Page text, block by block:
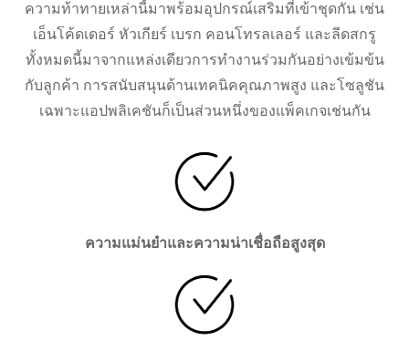
ความท้าทายเหล่านี้มาพร้อมอุปกรณ์เสริมที่เข้าชุดกัน เช่น
เอ็นโค้ดเดอร์ หัวเกียร์ เบรก คอนโทรลเลอร์ และลีดสกรู
ทั้งหมดนี้มาจากแหล่งเดียวการทำงานร่วมกันอย่างเข้มข้น
กับลูกค้า การสนับสนุนด้านเทคนิคคุณภาพสูง และโซลูชัน
เฉพาะแอปพลิเคชันก็เป็นส่วนหนึ่งของแพ็คเกจเช่นกัน
ความแม่นยำและความน่าเชื่อถือสูงสุด